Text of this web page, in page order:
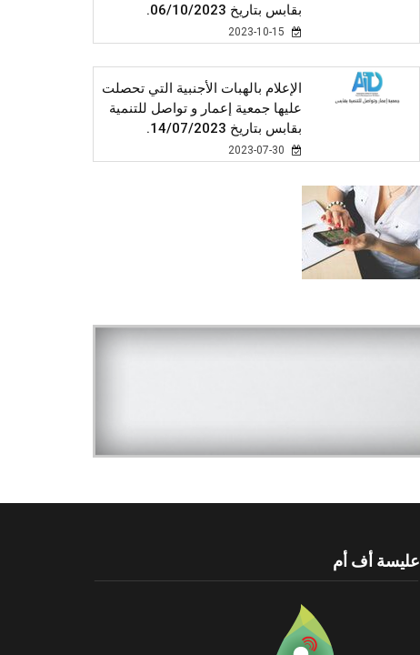
بقابس بتاريخ 06/10/2023.
الإعلام بالهبات الأجنبية التي تحصلت
عليها جمعية إعمار و تواصل للتنمية
بقابس بتاريخ 14/07/2023.
عليسة أف أم